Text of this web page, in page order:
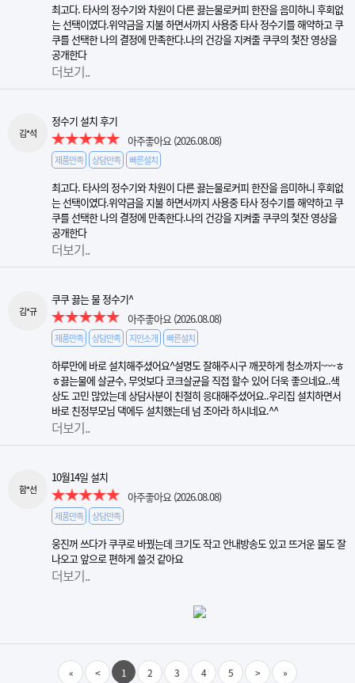
최고다. 타사의 정수기와 차원이 다른 끓는물로커피 한잔을 음미하니 후회없
는 선택이였다.위약금을 지불 하면서까지 사용중 타사 정수기를 해약하고 쿠
쿠를 선택한 나의 결정에 만족한다.나의 건강을 지켜줄 쿠쿠의 첯잔 영상을
공개한다
더보기..
김*석
정수기 설치 후기
아주좋아요 (2026.08.08)
제품만족 상담만족 빠른설치
최고다. 타사의 정수기와 차원이 다른 끓는물로커피 한잔을 음미하니 후회없
는 선택이였다.위약금을 지불 하면서까지 사용중 타사 정수기를 해약하고 쿠
쿠를 선택한 나의 결정에 만족한다.나의 건강을 지켜줄 쿠쿠의 첯잔 영상을
공개한다
더보기..
김*규
쿠쿠 끓는 물 정수기^
아주좋아요 (2026.08.08)
제품만족 상담만족 지인소개 빠른설치
하루만에 바로 설치해주셨어요^설명도 잘해주시구 깨끗하게 청소까지~~~ㅎ
ㅎ끓는물에 살균수, 무엇보다 코크살균을 직접 할수 있어 더욱 좋으네요..색
상도 고민 많았는데 상담사분이 친절히 응대해주셨어요..우리집 설치하면서
바로 친정부모님 댁에두 설치했는데 넘 조아라 하시네요.^^
더보기..
함*선
10월14일 설치
아주좋아요 (2026.08.08)
제품만족 상담만족
웅진꺼 쓰다가 쿠쿠로 바꿨는데 크기도 작고 안내방송도 있고 뜨거운 물도 잘
나오고 앞으로 편하게 쓸것 같아요
더보기..
« < 1 2 3 4 5 > »